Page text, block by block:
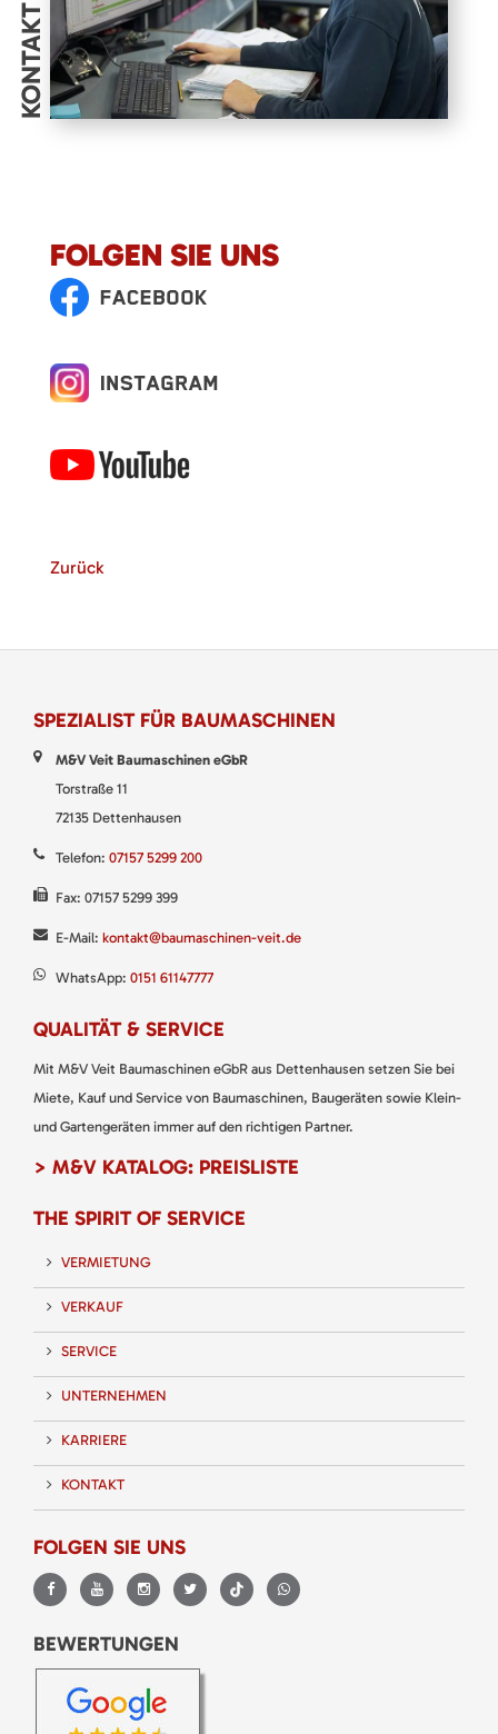
KONTAKT
FOLGEN SIE UNS
Zurück
SPEZIALIST FÜR BAUMASCHINEN
M&V Veit Baumaschinen eGbR
Torstraße 11
72135 Dettenhausen
Telefon: 07157 5299 200
Fax: 07157 5299 399
E-Mail: kontakt@baumaschinen-veit.de
WhatsApp: 0151 61147777
QUALITÄT & SERVICE
Mit M&V Veit Baumaschinen eGbR aus Dettenhausen setzen Sie bei
Miete, Kauf und Service von Baumaschinen, Baugeräten sowie Klein-
und Gartengeräten immer auf den richtigen Partner.
> M&V KATALOG: PREISLISTE
THE SPIRIT OF SERVICE
VERMIETUNG
VERKAUF
SERVICE
UNTERNEHMEN
KARRIERE
KONTAKT
FOLGEN SIE UNS
BEWERTUNGEN